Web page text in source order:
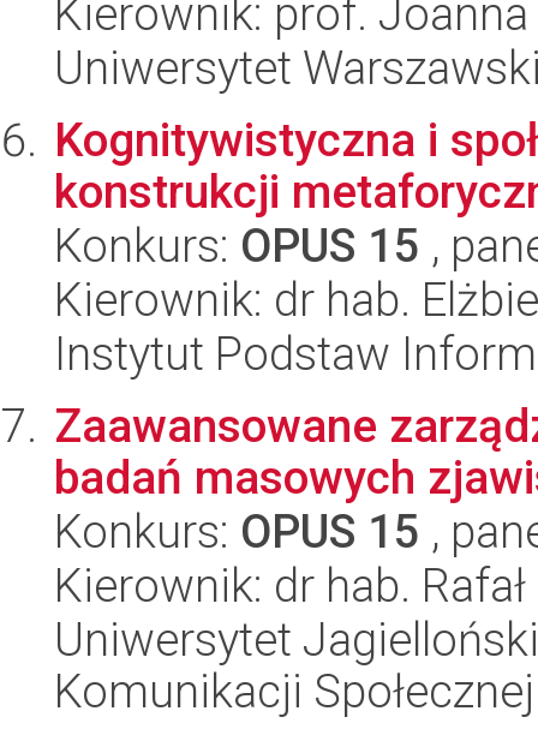
Kierownik: prof.
Uniwersytet
Kognitywistyczna i
konstrukcji
Konkurs: OPUS 15 ,
Kierownik: dr hab.
Instytut Podstaw
Zaawansowane
badań masowych
Konkurs: OPUS 15 ,
Kierownik: dr hab.
Uniwersytet
Komunikacji Społecznej